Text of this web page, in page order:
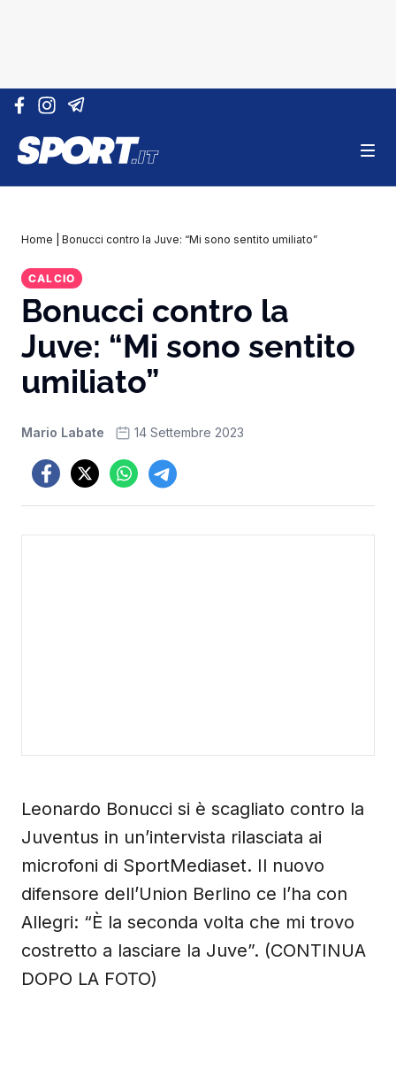
Vai al contenuto
Home Bonucci contro la Juve: “Mi sono sentito umiliato”
CALCIO
Bonucci contro la
Juve: “Mi sono sentito
umiliato”
Mario Labate 14 Settembre 2023
Leonardo Bonucci si è scagliato contro la
Juventus in un’intervista rilasciata ai
microfoni di SportMediaset. Il nuovo
difensore dell’Union Berlino ce l’ha con
Allegri: “È la seconda volta che mi trovo
costretto a lasciare la Juve”. (CONTINUA
DOPO LA FOTO)